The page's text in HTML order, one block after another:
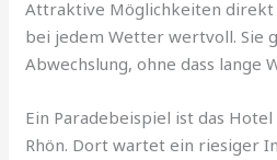
Attraktive Möglichkeiten
bei jedem Wetter wertvoll. Sie
Abwechslung, ohne dass lange
Ein Paradebeispiel ist das
Rhön. Dort wartet ein riesiger